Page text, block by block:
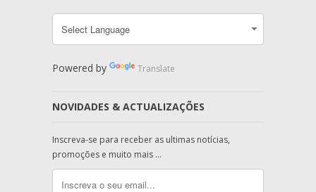
Powered by Translate
NOVIDADES & ACTUALIZAÇÕES
Inscreva-se para receber as ultimas notícias,
promoções e muito mais …